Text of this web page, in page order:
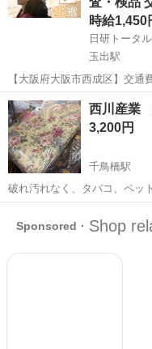
工...
時給1,450
日研トータ
玉出駅
【大阪府大阪市西成区】交通
の出荷前処理・検査《お仕事No.8A785-JS》
き加工製品の出荷前処理、検査業務です。 ※業
変更の範囲、契約...
大阪 大阪市 玉出駅
西川産業
3,200円
千鳥橋駅
破れ汚れなく、タバコ、ペッ